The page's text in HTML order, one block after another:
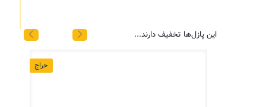
این پازل‌ها تخفیف دارند...
حراج